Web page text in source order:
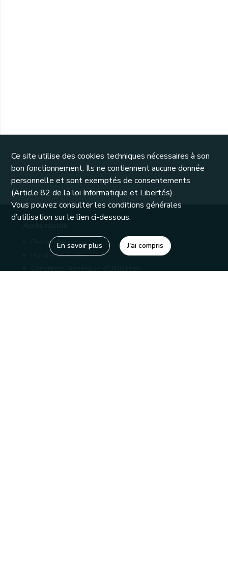
Recherche
Horaire et accès
Conditions Générales d'Utilisation
Ce site utilise des cookies techniques nécessaires à son
bon fonctionnement. Ils ne contiennent aucune donnée
personnelle et sont exemptés de consentements
(Article 82 de la loi Informatique et Libertés).
Vous pouvez consulter les conditions générales
d’utilisation sur le lien ci-dessous.
En savoir plus J'ai compris